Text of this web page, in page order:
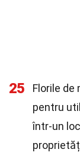
25
Florile
pentru
într-un